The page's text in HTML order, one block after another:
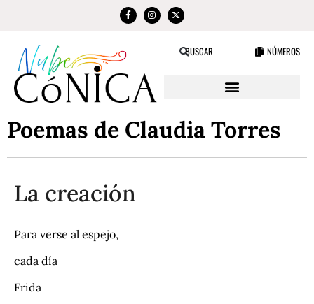
BUSCAR NÚMEROS
Poemas de Claudia Torres
La creación
Para verse al espejo,
cada día
Frida